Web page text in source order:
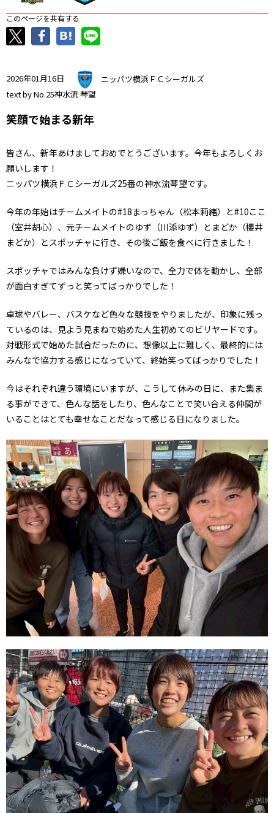
このページを共有する
2026年01月16日
ニッパツ横浜ＦＣシーガルズ
text by No.25神水流 琴望
笑顔で始まる新年
皆さん、新年あけましておめでとうございます。今年もよろしくお
願いします！
ニッパツ横浜ＦＣシーガルズ25番の神水流琴望です。
今年の年始はチームメイトの#18まっちゃん（松本莉緒）と#10ここ
（室井胡心）、元チームメイトのゆず（川添ゆず）とまどか（櫻井
まどか）とスポッチャに行き、その後ご飯を食べに行きました！
スポッチャではみんな負けず嫌いなので、全力で体を動かし、全部
が面白すぎてずっと笑ってばっかりでした！
卓球やバレー、バスケなど色々な競技をやりましたが、印象に残っ
ているのは、見よう見まねで始めた人生初めてのビリヤードです。
対戦形式で始めた試合だったのに、想像以上に難しく、最終的には
みんなで協力する感じになっていて、終始笑ってばっかりでした！
今はそれぞれ違う環境にいますが、こうして休みの日に、また集ま
る事ができて、色んな話をしたり、色んなことで笑い合える仲間が
いることはとても幸せなことだなって感じる日になりました。